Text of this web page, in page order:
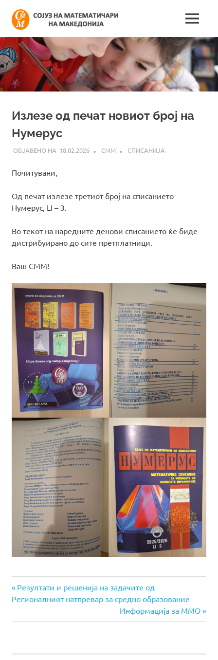
content
на
на
Македонија
информации
поврзани
со
работата
на
MENU
Излезе од печат новиот број на
Нумерус
18.02.2026 СММ СПИСАНИЈА
Почитувани,
Од печат излезе третиот број на списанието
Нумерус, LI – 3.
Во текот на наредните денови списанието ќе биде
дистрибуирано до сите претплатници.
Ваш СММ!
Навигација
Previous
Post:
Резултати и решенија на задачите од
Регионалниот натпревар за средно образование
Next
Post:
Информација за ММО